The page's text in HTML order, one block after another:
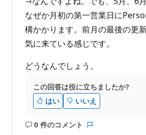
なぜか月初の第一営業日に
構かかります。前月の最後の更
気に来ている感じです。
どうなんでしょう。
この回答は役に立ちましたか?
はい
いいえ
0 件のコメント
コ